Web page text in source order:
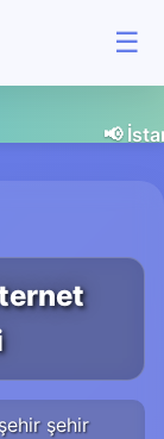
☰
planlı
şehir